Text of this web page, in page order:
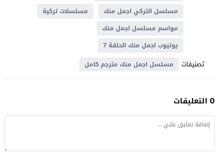
مسلسل التركي اجمل منك
مسلسلات تركية
مواسم مسلسل اجمل منك
يوتيوب اجمل منك الحلقة 7
تصنيفات مسلسل اجمل منك مترجم كامل
0 التعليقات